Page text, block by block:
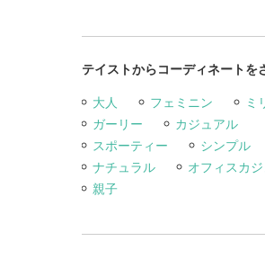
テイストからコーディネートを
大人 フェミニン
ミ
ガーリー
カジュアル
スポーティー
シンプル
ナチュラル
オフィスカ
親子